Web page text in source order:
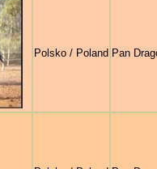
Polsko / Poland Pan